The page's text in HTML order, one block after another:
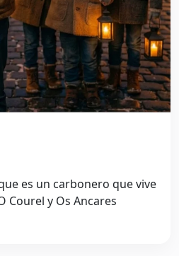
es un carbonero que vive
Courel y Os Ancares